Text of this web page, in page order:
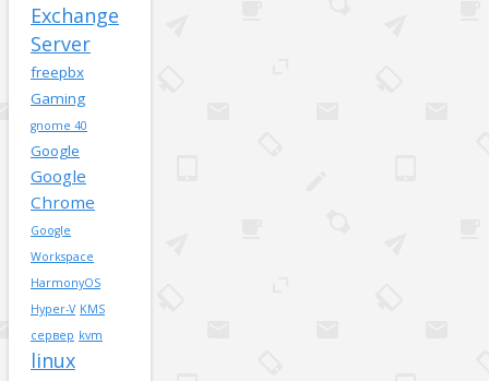
Exchange
Server
freepbx
Gaming
gnome 40
Google
Google
Chrome
Google
Workspace
HarmonyOS
Hyper-V KMS
сервер kvm
linux